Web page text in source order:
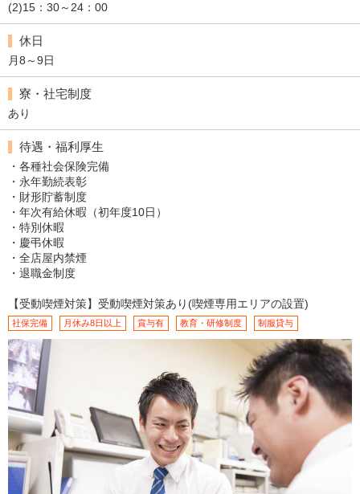
(2)15：30～24：00
休日
月8～9日
寮・社宅制度
あり
待遇・福利厚生
・各種社会保険完備
・永年勤続表彰
・財形貯蓄制度
・年次有給休暇（初年度10日）
・特別休暇
・慶弔休暇
・全店屋内禁煙
・退職金制度
【受動喫煙対策】受動喫煙対策あり(喫煙専用エリアの設置)
社保完備 月休み8日以上 賞与有 教育・研修制度 制服貸与